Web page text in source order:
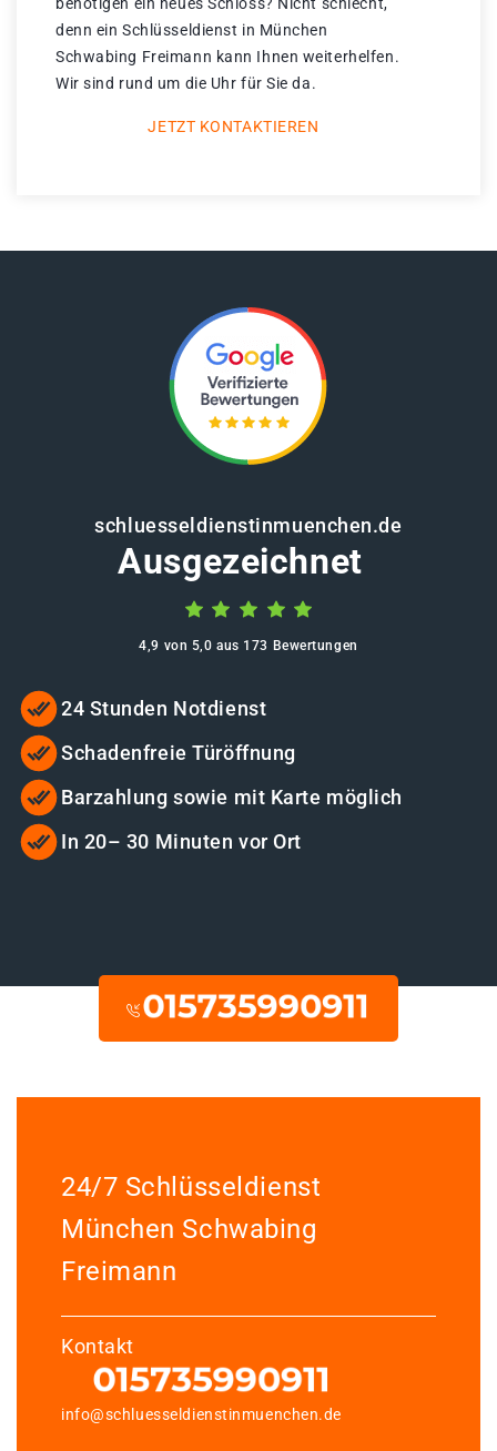
benötigen ein neues Schloss? Nicht schlecht,
denn ein Schlüsseldienst in München
Schwabing Freimann kann Ihnen weiterhelfen.
Wir sind rund um die Uhr für Sie da.
JETZT KONTAKTIEREN
schluesseldienstinmuenchen.de
Ausgezeichnet
4,9 von 5,0 aus 173 Bewertungen
24 Stunden Notdienst
Schadenfreie Türöffnung
Barzahlung sowie mit Karte möglich
In 20– 30 Minuten vor Ort
24/7 Schlüsseldienst
München Schwabing
Freimann
Kontakt
info@schluesseldienstinmuenchen.de